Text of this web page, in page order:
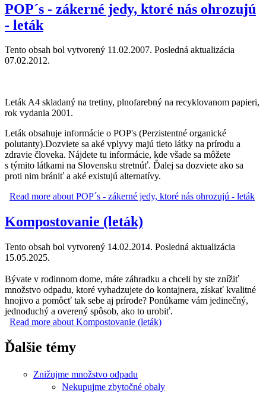
POP´s - zákerné jedy, ktoré nás ohrozujú
- leták
Tento obsah bol vytvorený 11.02.2007. Posledná aktualizácia
07.02.2012.
Leták A4 skladaný na tretiny, plnofarebný na recyklovanom papieri,
rok vydania 2001.
Leták obsahuje informácie o POP's (Perzistentné organické
polutanty).Dozviete sa aké vplyvy majú tieto látky na prírodu a
zdravie človeka. Nájdete tu informácie, kde všade sa môžete
s týmito látkami na Slovensku stretnúť. Ďalej sa dozviete ako sa
proti nim brániť a aké existujú alternatívy.
Read more about POP´s - zákerné jedy, ktoré nás ohrozujú - leták
Kompostovanie (leták)
Tento obsah bol vytvorený 14.02.2014. Posledná aktualizácia
15.05.2025.
Bývate v rodinnom dome, máte záhradku a chceli by ste znížiť
množstvo odpadu, ktoré vyhadzujete do kontajnera, získať kvalitné
hnojivo a pomôcť tak sebe aj prírode? Ponúkame vám jedinečný,
jednoduchý a overený spôsob, ako to urobiť.
Read more about Kompostovanie (leták)
Ďalšie témy
Znižujme množstvo odpadu
Nekupujme zbytočné obaly